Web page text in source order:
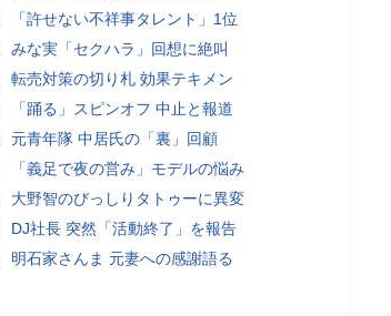
「許せない不祥事タレント」1位
みな実「セクハラ」回想に絶叫
転売対策の切り札 効果テキメン
「踊る」スピンオフ 中止と報道
元青年隊 中居氏の「裏」回顧
「義足で夜の営み」モデルの悩み
大野智のびっしりタトゥーに異変
DJ社長 突然「活動終了」を報告
明石家さんま 元妻への感謝語る